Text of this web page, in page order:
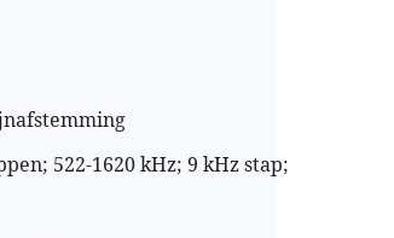
522-1620 kHz; 9 kHz stap; 1kHz